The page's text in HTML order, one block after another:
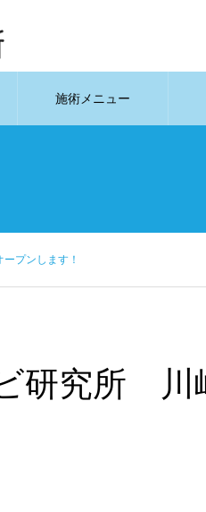
施術メニュー
プンします！
研究所 川